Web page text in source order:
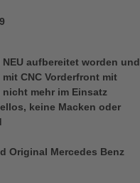
aufbereitet worden und
CNC Vorderfront mit
mehr im Einsatz
keine Macken oder
Original Mercedes Benz